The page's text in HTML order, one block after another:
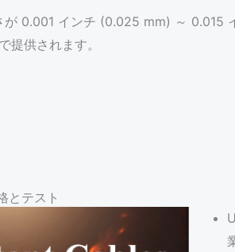
が 0.001 インチ (0.025 mm) ～ 0.015
供されます。
とテスト